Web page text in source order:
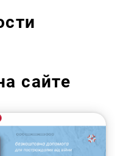
сайте